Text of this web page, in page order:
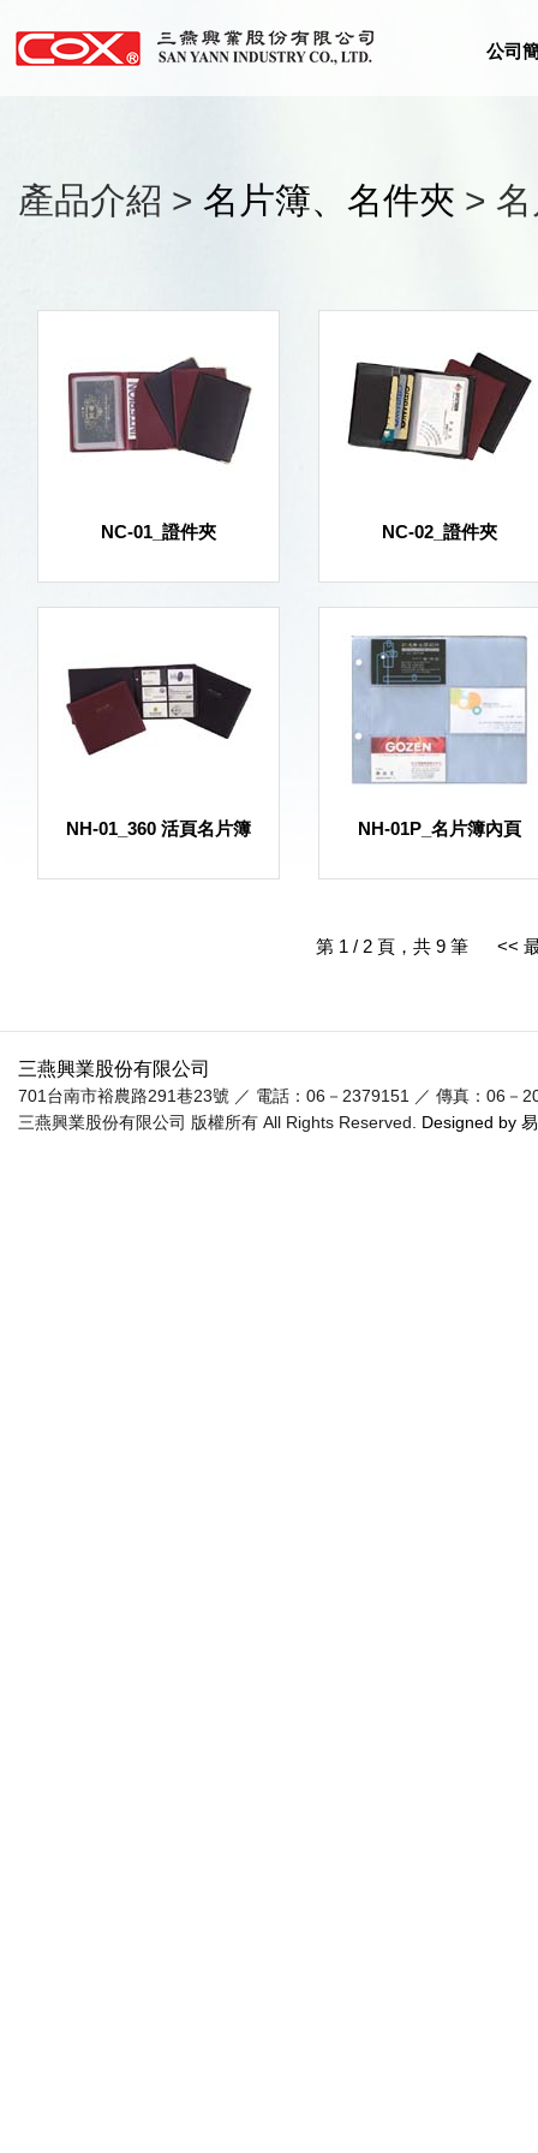
公司
產品介紹 > 名片簿、名件夾 >
NC-01_證件夾 NC-02_證件夾
NH-01_360 活頁名片簿 NH-01P_名片簿內頁
第 1 / 2 頁，共 9 筆 <<
三燕興業股份有限公司
701台南市裕農路291巷23號 ／ 電話：06－2379151 ／ 傳真：06
三燕興業股份有限公司 版權所有 All Rights Reserved.
Designed by